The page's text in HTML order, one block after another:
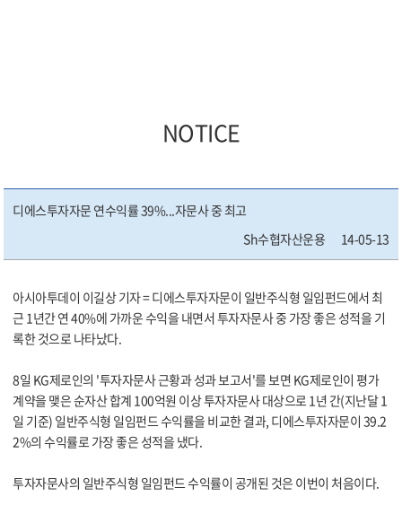
NOTICE
디에스투자자문 연수익률 39%...자문사 중 최고
Sh수협자산운용
14-05-13
아시아투데이 이길상 기자 = 디에스투자자문이 일반주식형 일임펀드에서 최
근 1년간 연 40%에 가까운 수익을 내면서 투자자문사 중 가장 좋은 성적을 기
록한 것으로 나타났다.
8일 KG제로인의 '투자자문사 근황과 성과 보고서'를 보면 KG제로인이 평가
계약을 맺은 순자산 합계 100억원 이상 투자자문사 대상으로 1년 간(지난달 1
일 기준) 일반주식형 일임펀드 수익률을 비교한 결과, 디에스투자자문이 39.2
2%의 수익률로 가장 좋은 성적을 냈다.
투자자문사의 일반주식형 일임펀드 수익률이 공개된 것은 이번이 처음이다.